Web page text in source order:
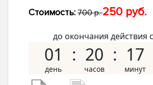
Стоимость: 700 р.250 руб.
до окончания действия
01 20 17